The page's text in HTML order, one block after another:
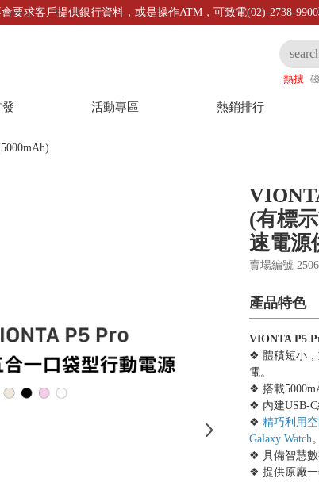
要求客戶提供銀行資料，或是操作ATM，可致電(02)-2738-
熱搜
活動專區 熱銷排行
(有標
速電源
賣場編號
產品特色
VIONTA P5
❖ 體積短小，
電。
❖ 搭載
❖ 內建USB-C
❖ 精巧利用
Galaxy Watch。
❖ 具備智慧數
❖ 提供原廠一